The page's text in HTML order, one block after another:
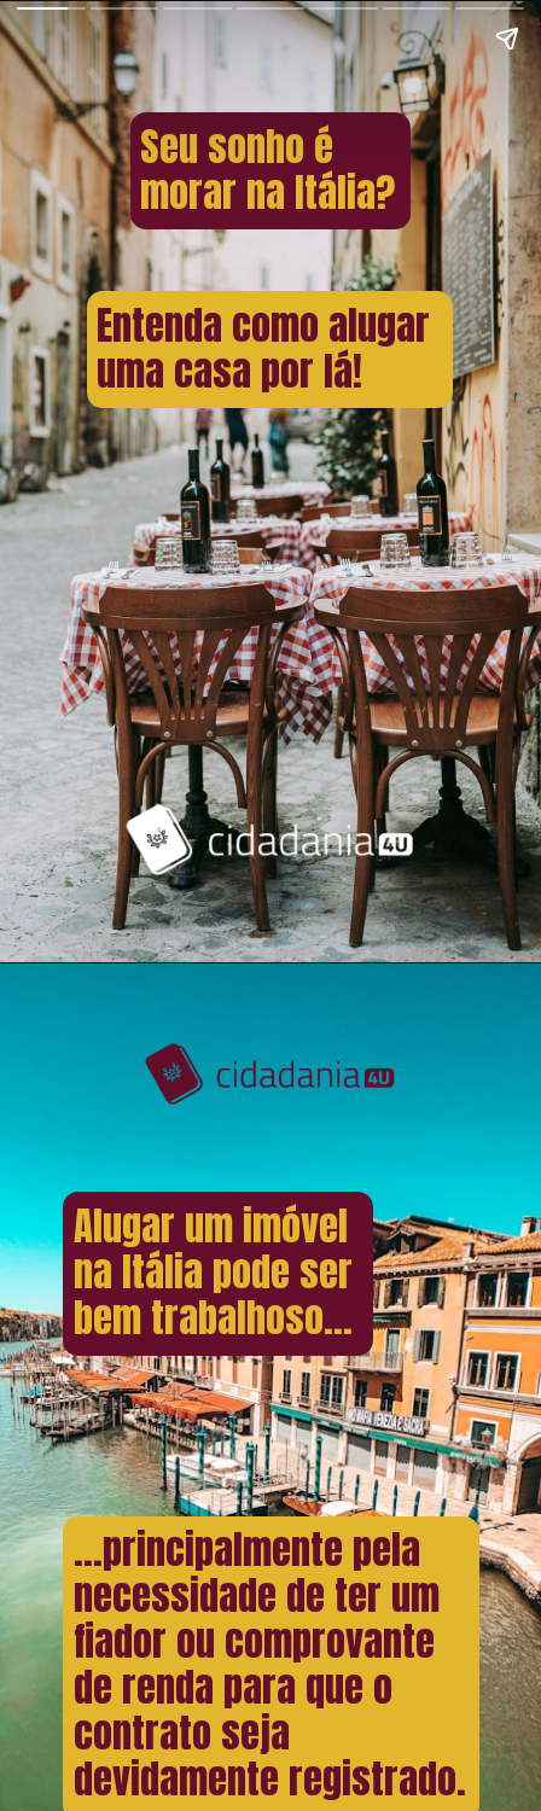
Seu sonho é
morar na Itália?
Entenda como alugar
uma casa por lá!
Alugar um imóvel
na Itália pode ser
bem trabalhoso...
...principalmente pela
necessidade de ter um
fiador ou comprovante
de renda para que o
contrato seja
devidamente registrado.